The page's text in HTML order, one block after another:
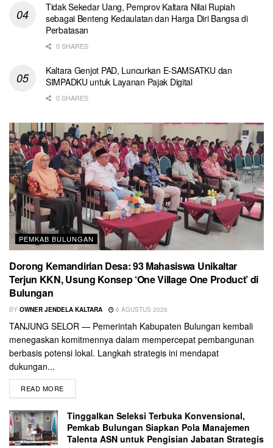
Tidak Sekedar Uang, Pemprov Kaltara Nilai Rupiah
sebagai Benteng Kedaulatan dan Harga Diri Bangsa di
Perbatasan
0 SHARES
Kaltara Genjot PAD, Luncurkan E-SAMSATKU dan
SIMPADKU untuk Layanan Pajak Digital
0 SHARES
PEMKAB BULUNGAN
Dorong Kemandirian Desa: 93 Mahasiswa Unikaltar
Terjun KKN, Usung Konsep ‘One Village One Product’ di
Bulungan
BY OWNER JENDELA KALTARA 6 AGUSTUS 2026
TANJUNG SELOR — Pemerintah Kabupaten Bulungan kembali
menegaskan komitmennya dalam mempercepat pembangunan
berbasis potensi lokal. Langkah strategis ini mendapat
dukungan...
READ MORE
Tinggalkan Seleksi Terbuka Konvensional,
Pemkab Bulungan Siapkan Pola Manajemen
Talenta ASN untuk Pengisian Jabatan Strategis